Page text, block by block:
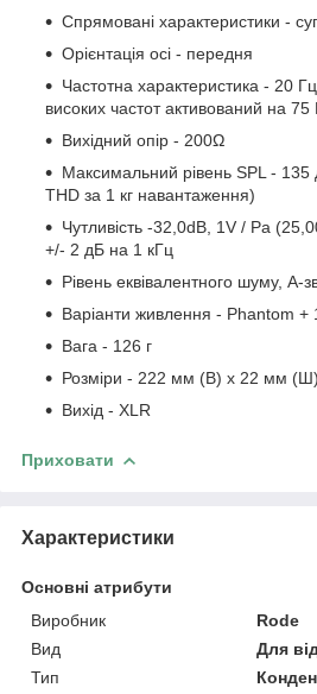
Спрямовані характеристики -
Орієнтація осі - передня
Частотна характеристика - 20
високих частот активований на 75
Вихідний опір - 200Ω
Максимальний рівень SPL -
THD за 1 кг навантаження)
Чутливість -32,0dB, 1V / Pa
+/- 2 дБ на 1 кГц
Рівень еквівалентного шуму, A-
Варіанти живлення - Phantom +
Вага - 126 г
Розміри - 222 мм (В) х 22 мм
Вихід - XLR
Приховати
Характеристики
Основні атрибути
Виробник
Rode
Вид
Для
Тип